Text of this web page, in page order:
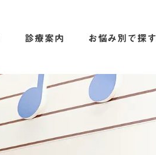
診療案内 お悩み別で探す